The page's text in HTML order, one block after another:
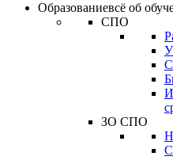
Образованиевсё об
СПО
ЗО СПО